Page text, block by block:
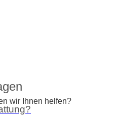
wir Ihnen helfen?